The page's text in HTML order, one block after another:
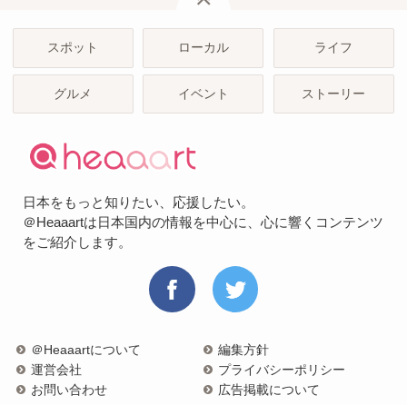
スポット ローカル ライフ
グルメ イベント ストーリー
日本をもっと知りたい、応援したい。
＠Heaaartは日本国内の情報を中心に、心に響くコンテンツ
をご紹介します。
＠Heaaartについて
編集方針
運営会社
プライバシーポリシー
お問い合わせ
広告掲載について